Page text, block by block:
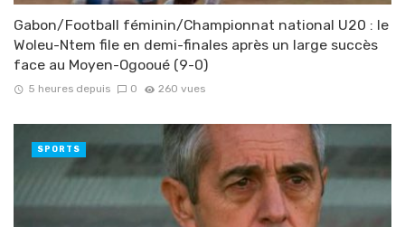
Gabon/Football féminin/Championnat national U20 : le
Woleu-Ntem file en demi-finales après un large succès
face au Moyen-Ogooué (9-0)
5 heures depuis 0 260 vues
SPORTS